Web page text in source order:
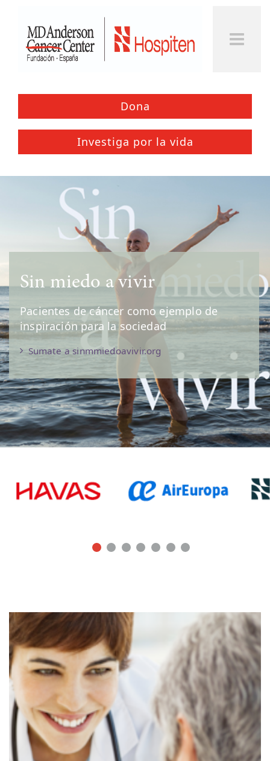
Dona
Investiga por la vida
de
Investiga por la vida
Tu punto de encuento con la
Anderson España, donde
cursos, eventos y formación
manera de mantenerte al día de
que hacemos. ¡Únete a nosotros!
Conoce más sobre "Investiga por la